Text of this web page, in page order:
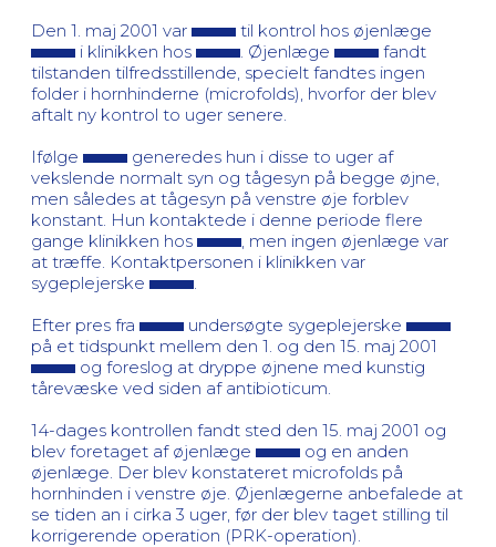
Den 1. maj 2001 var
til kontrol hos øjenlæge
i klinikken hos
. Øjenlæge
fandt
tilstanden tilfredsstillende, specielt fandtes ingen
folder i hornhinderne (microfolds), hvorfor der blev
aftalt ny kontrol to uger senere.
Ifølge
generedes hun i disse to uger af
vekslende normalt syn og tågesyn på begge øjne,
men således at tågesyn på venstre øje forblev
konstant. Hun kontaktede i denne periode flere
gange klinikken hos
, men ingen øjenlæge var
at træffe. Kontaktpersonen i klinikken var
sygeplejerske
Efter pres fra
undersøgte sygeplejerske
på et tidspunkt mellem den 1. og den 15. maj 2001
og foreslog at dryppe øjnene med kunstig
tårevæske ved siden af antibioticum.
14-dages kontrollen fandt sted den 15. maj 2001 og
blev foretaget af øjenlæge
og en anden
øjenlæge. Der blev konstateret microfolds på
hornhinden i venstre øje. Øjenlægerne anbefalede at
se tiden an i cirka 3 uger, før der blev taget stilling til
korrigerende operation (PRK-operation).